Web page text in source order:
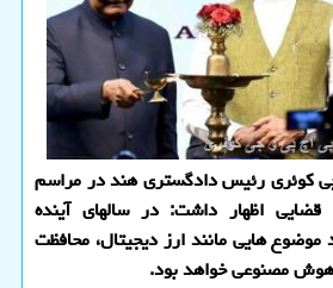
کوئری رئیس دادگستری هند در مراسم
قضایی اظهار داشت: در سالهای آینده
هایی مانند ارز دیجیتال، محافظت
هوش مصنوعی خواهد بود.